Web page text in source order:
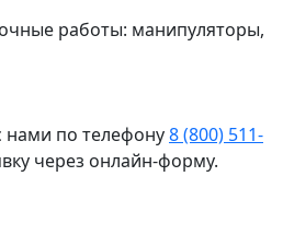
нами по телефону8 (800) 511-
через онлайн-форму.